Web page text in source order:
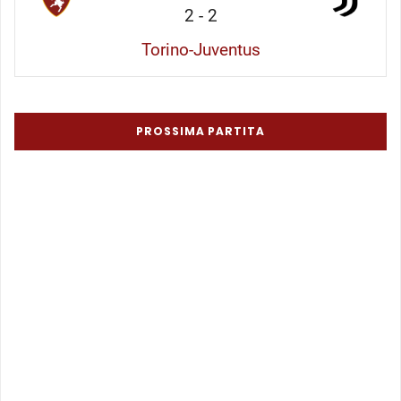
2 - 2
Torino-Juventus
PROSSIMA PARTITA